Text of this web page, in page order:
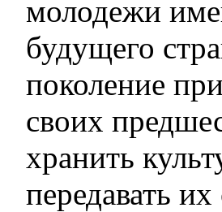
молодежи
будущего
поколение
своих
хранить
передавать